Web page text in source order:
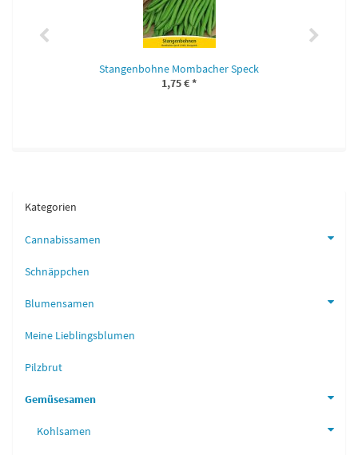
Stangenbohne Mombacher Speck
1,75 €*
Kategorien
Cannabissamen
Schnäppchen
Blumensamen
Meine Lieblingsblumen
Pilzbrut
Gemüsesamen
Kohlsamen